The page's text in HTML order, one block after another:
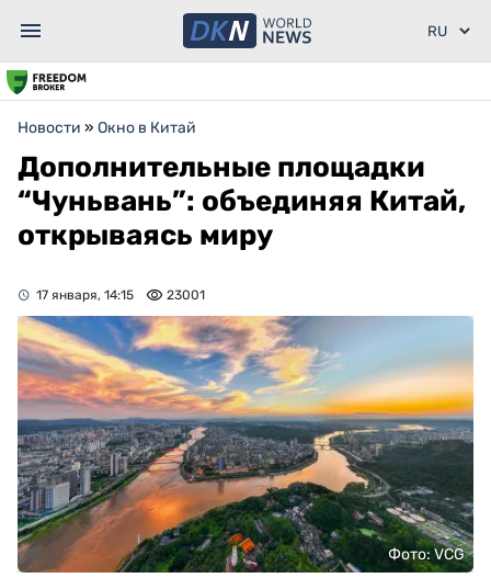
Новости » Окно в Китай
Дополнительные площадки
“Чуньвань”: объединяя Китай,
открываясь миру
17 января, 14:15 23001
Фото: VCG